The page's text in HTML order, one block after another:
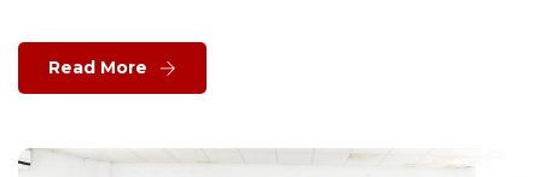
Read More